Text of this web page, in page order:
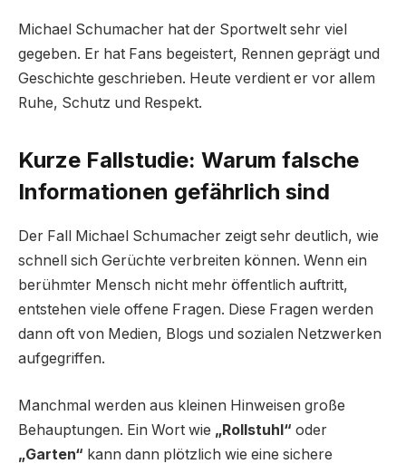
Michael Schumacher hat der Sportwelt sehr viel
gegeben. Er hat Fans begeistert, Rennen geprägt und
Geschichte geschrieben. Heute verdient er vor allem
Ruhe, Schutz und Respekt.
Kurze Fallstudie: Warum falsche
Informationen gefährlich sind
Der Fall Michael Schumacher zeigt sehr deutlich, wie
schnell sich Gerüchte verbreiten können. Wenn ein
berühmter Mensch nicht mehr öffentlich auftritt,
entstehen viele offene Fragen. Diese Fragen werden
dann oft von Medien, Blogs und sozialen Netzwerken
aufgegriffen.
Manchmal werden aus kleinen Hinweisen große
Behauptungen. Ein Wort wie „Rollstuhl“ oder
„Garten“ kann dann plötzlich wie eine sichere